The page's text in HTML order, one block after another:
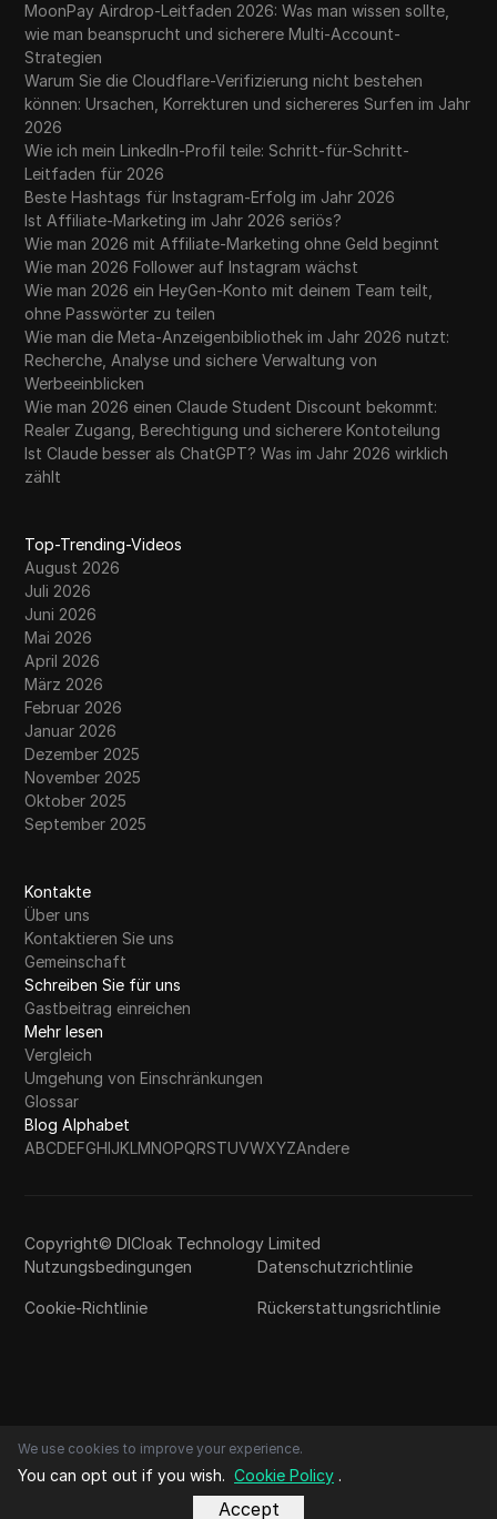
MoonPay Airdrop-Leitfaden 2026: Was man wissen sollte,
wie man beansprucht und sicherere Multi-Account-
Strategien
Warum Sie die Cloudflare-Verifizierung nicht bestehen
können: Ursachen, Korrekturen und sichereres Surfen im Jahr
2026
Wie ich mein LinkedIn-Profil teile: Schritt-für-Schritt-
Leitfaden für 2026
Beste Hashtags für Instagram-Erfolg im Jahr 2026
Ist Affiliate-Marketing im Jahr 2026 seriös?
Wie man 2026 mit Affiliate-Marketing ohne Geld beginnt
Wie man 2026 Follower auf Instagram wächst
Wie man 2026 ein HeyGen-Konto mit deinem Team teilt,
ohne Passwörter zu teilen
Wie man die Meta-Anzeigenbibliothek im Jahr 2026 nutzt:
Recherche, Analyse und sichere Verwaltung von
Werbeeinblicken
Wie man 2026 einen Claude Student Discount bekommt:
Realer Zugang, Berechtigung und sicherere Kontoteilung
Ist Claude besser als ChatGPT? Was im Jahr 2026 wirklich
zählt
Top-Trending-Videos
August 2026
Juli 2026
Juni 2026
Mai 2026
April 2026
März 2026
Februar 2026
Januar 2026
Dezember 2025
November 2025
Oktober 2025
September 2025
Kontakte
Über uns
Kontaktieren Sie uns
Gemeinschaft
Schreiben Sie für uns
Gastbeitrag einreichen
Mehr lesen
Vergleich
Umgehung von Einschränkungen
Glossar
Blog Alphabet
ABCDEFGHIJKLMNOPQRSTUVWXYZAndere
Copyright© DICloak Technology Limited
Nutzungsbedingungen
Datenschutzrichtlinie
Cookie-Richtlinie Rückerstattungsrichtlinie
We use cookies to improve your experience.
You can opt out if you wish. Cookie Policy .
Accept